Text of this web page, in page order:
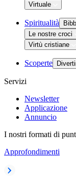
Virtuale
Spiritualità
Le nostre croci
Virtù cristiane
Scoperte
Servizi
Newsletter
Applicazione
Annuncio
I nostri formati di
Approfondimenti